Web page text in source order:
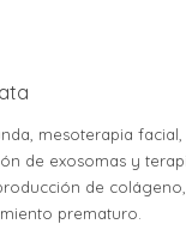
mesoterapia facial,
de exosomas y
de
prematuro.